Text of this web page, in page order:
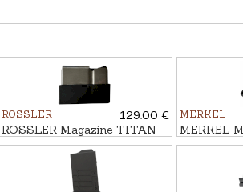
ROSSLER
129.00 €
ROSSLER Magazine TITAN
6/ SIGNATURE cal. .243Win.,
.308Win., 5 rounds
MERKEL
MERKEL
.223Rem.,